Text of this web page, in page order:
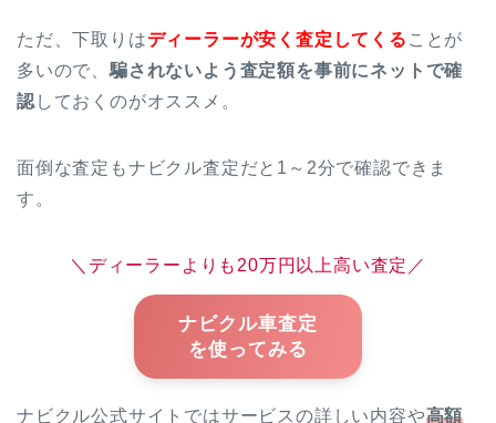
ただ、下取りはディーラーが安く査定してくる ことが
多いので、騙されないよう査定額を事前にネットで確
認しておくのがオススメ。
面倒な査定もナビクル査定だと1～2分で確認できま
す。
＼ディーラーよりも20万円以上高い査定／
ナビクル車査定
を使ってみる
ナビクル公式サイトではサービスの詳しい内容や高額